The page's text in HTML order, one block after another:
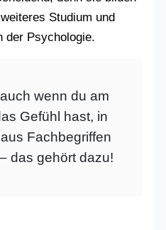
Studium und
der Psychologie.
wenn du am
Gefühl hast, in
Fachbegriffen
das gehört dazu!